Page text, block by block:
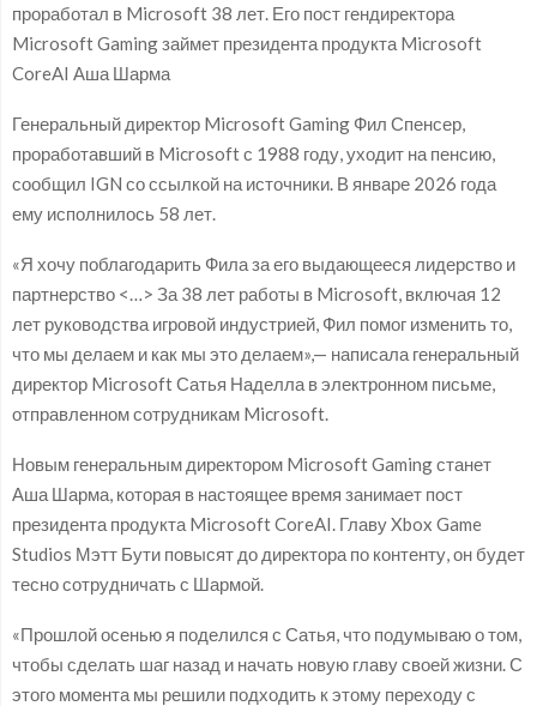
проработал в Microsoft 38 лет. Его пост гендиректора
Microsoft Gaming займет президента продукта Microsoft
CoreAI Аша Шарма
Генеральный директор Microsoft Gaming Фил Спенсер,
проработавший в Microsoft с 1988 году, уходит на пенсию,
сообщил IGN со ссылкой на источники. В январе 2026 года
ему исполнилось 58 лет.
«Я хочу поблагодарить Фила за его выдающееся лидерство и
партнерство <…> За 38 лет работы в Microsoft, включая 12
лет руководства игровой индустрией, Фил помог изменить то,
что мы делаем и как мы это делаем»,— написала генеральный
директор Microsoft Сатья Наделла в электронном письме,
отправленном сотрудникам Microsoft.
Новым генеральным директором Microsoft Gaming станет
Аша Шарма, которая в настоящее время занимает пост
президента продукта Microsoft CoreAI. Главу Xbox Game
Studios Мэтт Бути повысят до директора по контенту, он будет
тесно сотрудничать с Шармой.
«Прошлой осенью я поделился с Сатья, что подумываю о том,
чтобы сделать шаг назад и начать новую главу своей жизни. С
этого момента мы решили подходить к этому переходу с